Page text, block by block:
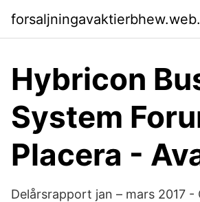
Hybricon
System
Placera -
Delårsrapport jan – mars 2017 -